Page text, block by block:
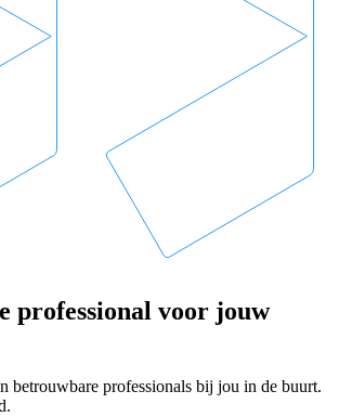
professional voor jouw
betrouwbare professionals bij jou in de buurt.